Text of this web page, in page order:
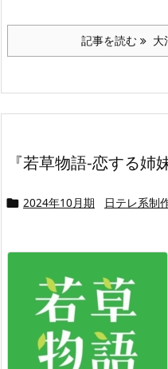
記事を読む 大
『若草物語-恋する姉
 2024年10月期 日テレ系制